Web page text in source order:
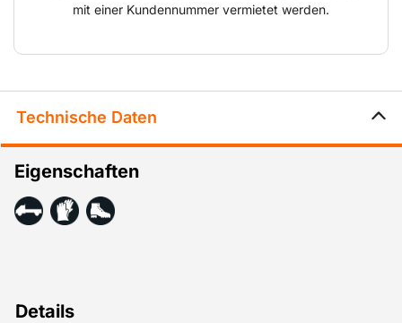
mit einer Kundennummer vermietet werden.
Technische Daten
Details
Eigenschaften